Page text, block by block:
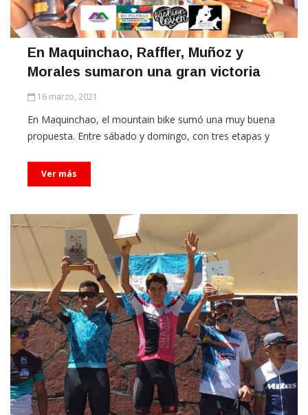
En Maquinchao, Raffler, Muñoz y
Morales sumaron una gran victoria
16 marzo, 2021
En Maquinchao, el mountain bike sumó una muy buena
propuesta. Entre sábado y domingo, con tres etapas y
Ver más